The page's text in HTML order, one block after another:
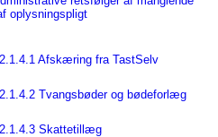
oplysningspligt
Afskæring fra TastSelv
Tvangsbøder og bødeforlæg
Skattetillæg